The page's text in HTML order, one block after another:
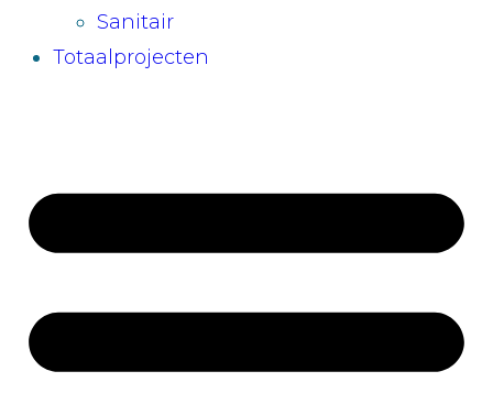
Sanitair
Totaalprojecten